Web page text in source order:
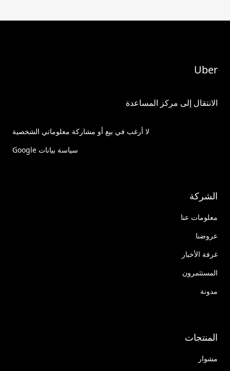
Uber
الانتقال إلى مركز المساعدة
لا أرغب في بيع أو مشاركة معلوماتي الشخصية
سياسة بيانات Google
الشركة
معلومات عنا
عروضنا
غرفة الأخبار
المستثمرون
مدونة
المنتجات
مشوار